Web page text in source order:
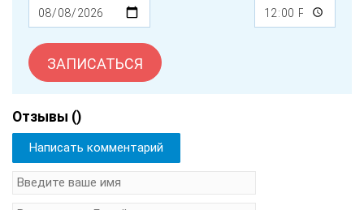
ЗАПИСАТЬСЯ
Отзывы ()
Написать комментарий